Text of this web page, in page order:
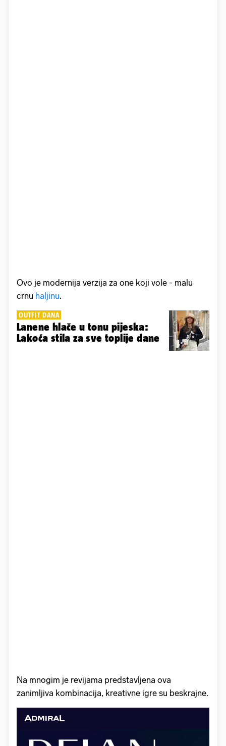
Ovo je modernija verzija za one koji vole - malu
crnu haljinu.
OUTFIT DANA
Lanene hlače u tonu pijeska:
Lakoća stila za sve toplije dane
Na mnogim je revijama predstavljena ova
zanimljiva kombinacija, kreativne igre su beskrajne.